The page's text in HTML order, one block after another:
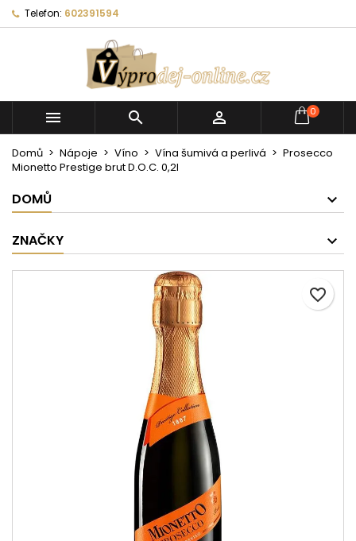
Telefon: 602391594
   0
Domů Nápoje Víno Vína šumivá a perlivá
Prosecco
Mionetto Prestige brut D.O.C. 0,2l
DOMŮ
ZNAČKY
favorite_border